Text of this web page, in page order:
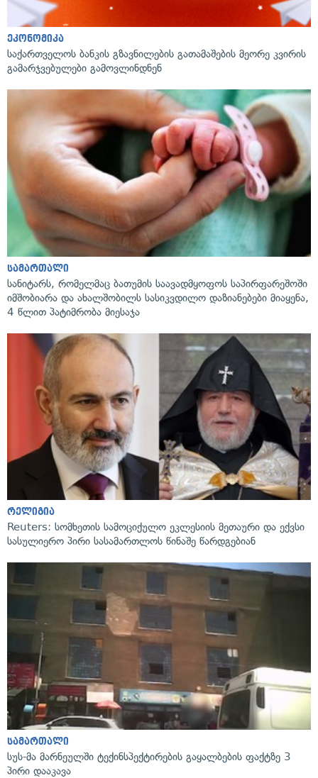
ეკონომიკა
საქართველოს ბანკის გზავნილების გათამაშების მეორე კვირის
გამარჯვებულები გამოვლინდნენ
სამართალი
სანიტარს, რომელმაც ბათუმის საავადმყოფოს საპირფარეშოში
იმშობიარა და ახალშობილს სასიკვდილო დაზიანებები მიაყენა,
4 წლით პატიმრობა მიესაჯა
რელიგია
Reuters: სომხეთის სამოციქულო ეკლესიის მეთაური და ექვსი
სასულიერო პირი სასამართლოს წინაშე წარდგებიან
სამართალი
სუს-მა მარნეულში ტექინსპექტირების გაყალბების ფაქტზე 3
პირი დააკავა